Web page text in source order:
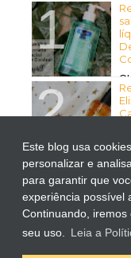
Este blog usa
personalizar e
para garantir que
experiência possível
Continuando,
seu uso.
Leia a
Tudo bem com
que sim ...
com vocês? Espero